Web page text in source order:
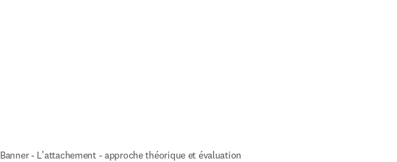
Banner - L’attachement - approche théorique et évaluation